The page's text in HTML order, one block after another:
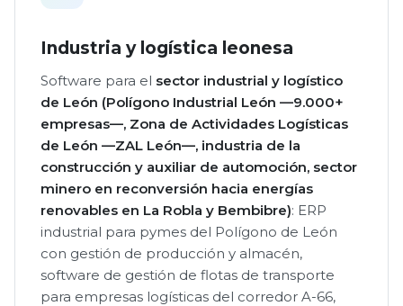
Industria y logística leonesa
Software para el sector industrial y logístico
de León (Polígono Industrial León —9.000+
empresas—, Zona de Actividades Logísticas
de León —ZAL León—, industria de la
construcción y auxiliar de automoción, sector
minero en reconversión hacia energías
renovables en La Robla y Bembibre): ERP
industrial para pymes del Polígono de León
con gestión de producción y almacén,
software de gestión de flotas de transporte
para empresas logísticas del corredor A-66,